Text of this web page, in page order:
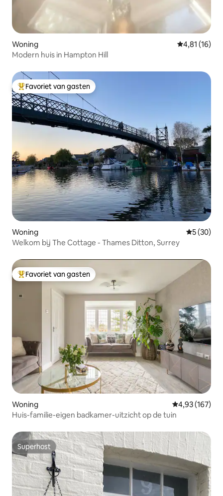
Woning Gemiddelde
4,81 (16)
Modern huis in Hampton Hill
Topfavoriet van gasten
Favoriet van gasten
Woning
5 (30)
Welkom bij The Cottage - Thames Ditton, Surrey
Topfavoriet van gasten
Favoriet van gasten
Woning Gemiddelde
4,93 (167)
Huis-familie-eigen badkamer-uitzicht op de tuin
Superhost
Superhost